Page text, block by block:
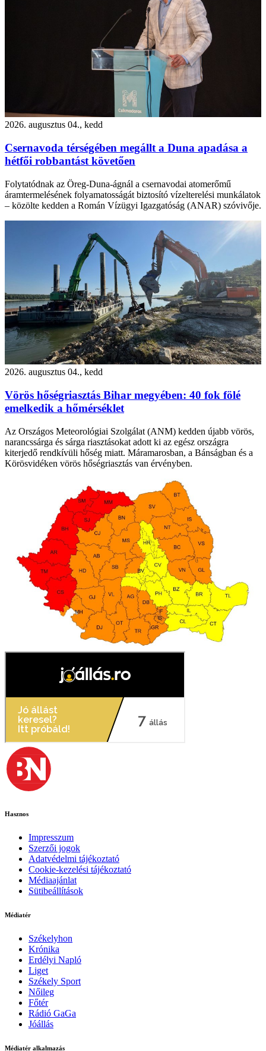
2026. augusztus 04., kedd
Csernavoda térségében megállt a Duna apadása a
hétfői robbantást követően
Folytatódnak az Öreg-Duna-ágnál a csernavodai atomerőmű
áramtermelésének folyamatosságát biztosító vízelterelési munkálatok
– közölte kedden a Román Vízügyi Igazgatóság (ANAR) szóvivője.
2026. augusztus 04., kedd
Vörös hőségriasztás Bihar megyében: 40 fok fölé
emelkedik a hőmérséklet
Az Országos Meteorológiai Szolgálat (ANM) kedden újabb vörös,
narancssárga és sárga riasztásokat adott ki az egész országra
kiterjedő rendkívüli hőség miatt. Máramarosban, a Bánságban és a
Körösvidéken vörös hőségriasztás van érvényben.
Hasznos
Impresszum
Szerzői jogok
Adatvédelmi tájékoztató
Cookie-kezelési tájékoztató
Médiaajánlat
Sütibeállítások
Médiatér
Székelyhon
Krónika
Erdélyi Napló
Liget
Székely Sport
Nőileg
Főtér
Rádió GaGa
Jóállás
Médiatér alkalmazás